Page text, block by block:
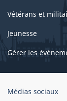
Vétérans et
Jeunesse
Gérer les
Organisation
Médias sociaux